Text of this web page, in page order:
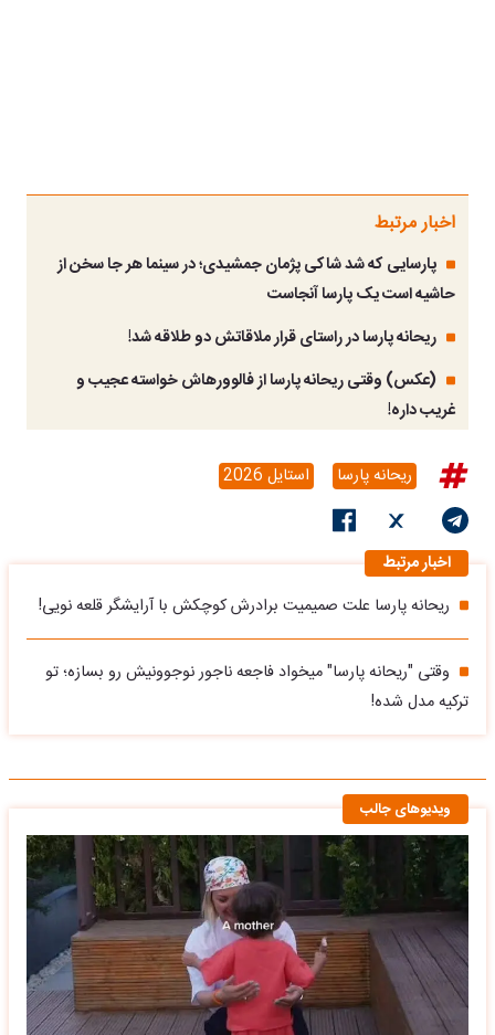
اخبار مرتبط
پارسایی که شد شاکی پژمان جمشیدی؛ در سینما هر جا سخن از
حاشیه است یک پارسا آنجاست
ریحانه پارسا در راستای قرار ملاقاتش دو طلاقه شد!
(عکس) وقتی ریحانه پارسا از فالوورهاش خواسته عجیب و
غریب داره!
ریحانه پارسا استایل 2026
اخبار مرتبط
ریحانه پارسا علت صمیمیت برادرش کوچکش با آرایشگر قلعه نویی!
وقتی "ریحانه پارسا" میخواد فاجعه ناجور نوجوونیش رو بسازه؛ تو
ترکیه مدل شده!
ویدیوهای جالب